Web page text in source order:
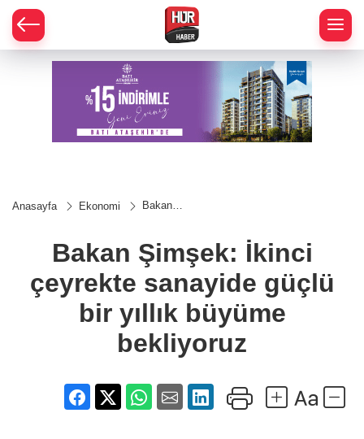
Anasayfa Ekonomi
Bakan
çeyrekte
sanayide
güçlü bir
yıllık
büyüme
bekliyoruz
Bakan Şimşek: İkinci
çeyrekte sanayide güçlü
bir yıllık büyüme
bekliyoruz